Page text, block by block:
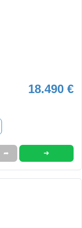
18.490 €
➦ ➜